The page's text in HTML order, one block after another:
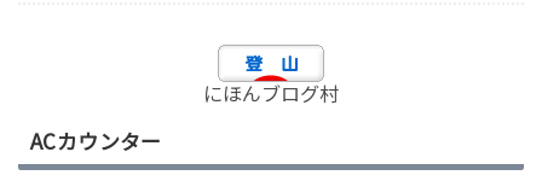
にほんブログ村
ACカウンター